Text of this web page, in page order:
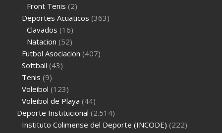
Front Tenis (2)
Deportes Acuaticos (363)
Clavados (16)
Natacion (52)
Futbol Asociacion (407)
Softball (43)
Tenis (9)
Voleibol (123)
Voleibol de Playa (44)
Deporte Institucional (2.514)
Instituto Colimense del Deporte (INCODE) (222)